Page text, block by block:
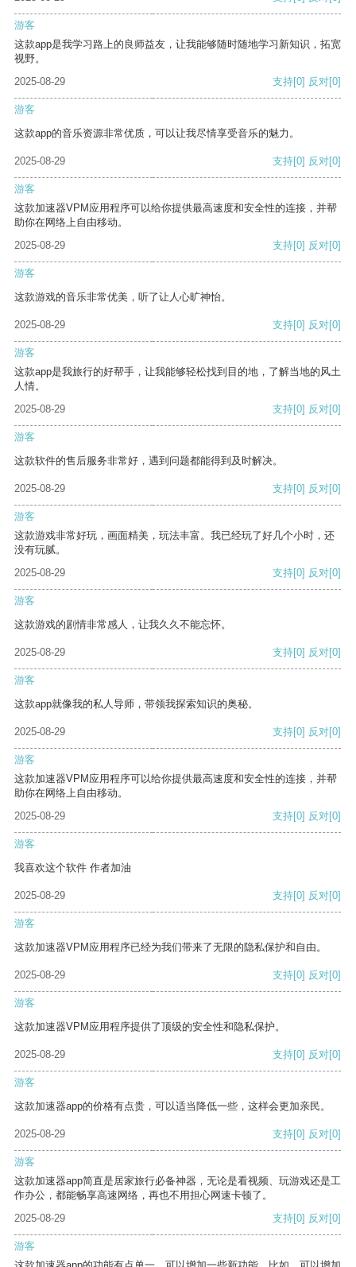
游客
这款app是我学习路上的良师益友，让我能够随时随地学习新知识，拓宽
视野。
2025-08-29
支持[0] 反对[0]
游客
这款app的音乐资源非常优质，可以让我尽情享受音乐的魅力。
2025-08-29 支持[0] 反对[0]
游客
这款加速器VPM应用程序可以给你提供最高速度和安全性的连接，并帮
助你在网络上自由移动。
2025-08-29
支持[0] 反对[0]
游客
这款游戏的音乐非常优美，听了让人心旷神怡。
2025-08-29 支持[0] 反对[0]
游客
这款app是我旅行的好帮手，让我能够轻松找到目的地，了解当地的风土
人情。
2025-08-29
支持[0] 反对[0]
游客
这款软件的售后服务非常好，遇到问题都能得到及时解决。
2025-08-29 支持[0] 反对[0]
游客
这款游戏非常好玩，画面精美，玩法丰富。我已经玩了好几个小时，还
没有玩腻。
2025-08-29
支持[0] 反对[0]
游客
这款游戏的剧情非常感人，让我久久不能忘怀。
2025-08-29 支持[0] 反对[0]
游客
这款app就像我的私人导师，带领我探索知识的奥秘。
2025-08-29 支持[0] 反对[0]
游客
这款加速器VPM应用程序可以给你提供最高速度和安全性的连接，并帮
助你在网络上自由移动。
2025-08-29
支持[0] 反对[0]
游客
我喜欢这个软件 作者加油
2025-08-29 支持[0] 反对[0]
游客
这款加速器VPM应用程序已经为我们带来了无限的隐私保护和自由。
2025-08-29 支持[0] 反对[0]
游客
这款加速器VPM应用程序提供了顶级的安全性和隐私保护。
2025-08-29 支持[0] 反对[0]
游客
这款加速器app的价格有点贵，可以适当降低一些，这样会更加亲民。
2025-08-29 支持[0] 反对[0]
游客
这款加速器app简直是居家旅行必备神器，无论是看视频、玩游戏还是工
作办公，都能畅享高速网络，再也不用担心网速卡顿了。
2025-08-29
支持[0] 反对[0]
游客